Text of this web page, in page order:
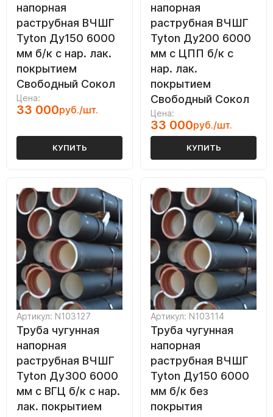
напорная
раструбная ВЧШГ
Tyton Ду150 6000
мм б/к с нар. лак.
покрытием
Свободный Сокол
Цена:
33 000руб./шт.
КУПИТЬ
напорная
раструбная ВЧШГ
Tyton Ду200 6000
мм с ЦПП б/к с
нар. лак.
покрытием
Свободный Сокол
Цена:
33 000руб./шт.
КУПИТЬ
Артикул: N103127
Труба чугунная
напорная
раструбная ВЧШГ
Tyton Ду300 6000
мм с ВГЦ б/к с нар.
лак. покрытием
Артикул: N103114
Труба чугунная
напорная
раструбная ВЧШГ
Tyton Ду150 6000
мм б/к без
покрытия